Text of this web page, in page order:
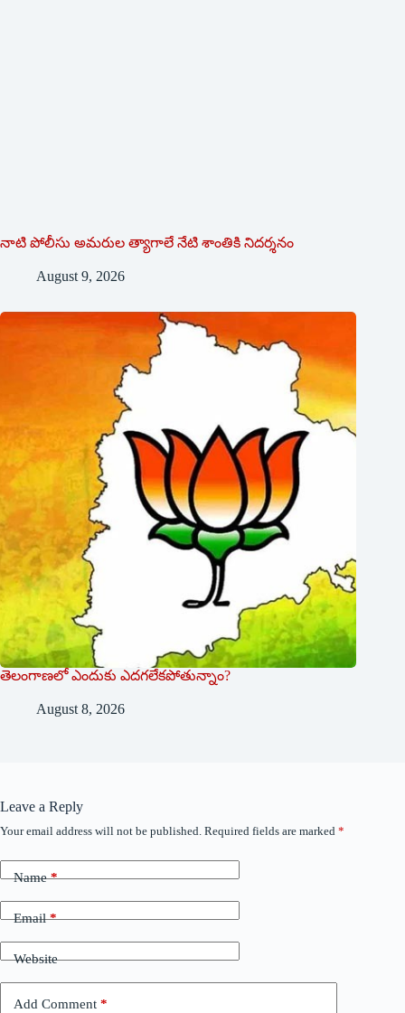
నాటి పోలీసు అమరుల త్యాగాలే నేటి శాంతికి నిదర్శనం
August 9, 2026
తెలంగాణలో ఎందుకు ఎదగలేకపోతున్నాం?
August 8, 2026
Leave a Reply
Your email address will not be published. Required fields are marked *
Name*
Email*
Website
Add Comment *